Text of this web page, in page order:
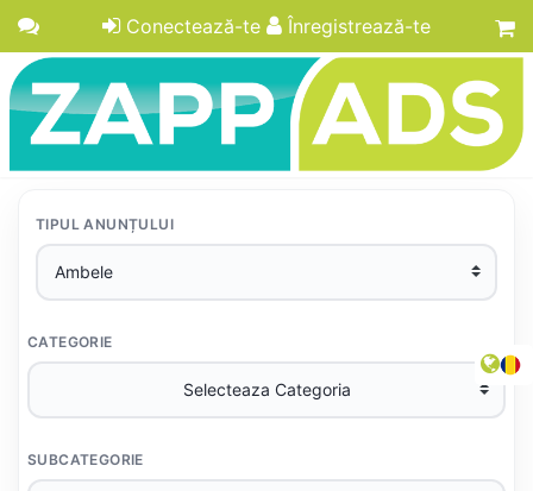
Conectează-te Înregistrează-te
TIPUL ANUNȚULUI
CATEGORIE
SUBCATEGORIE